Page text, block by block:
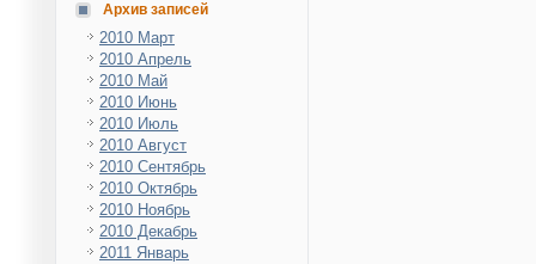
Архив записей
2010 Март
2010 Апрель
2010 Май
2010 Июнь
2010 Июль
2010 Август
2010 Сентябрь
2010 Октябрь
2010 Ноябрь
2010 Декабрь
2011 Январь